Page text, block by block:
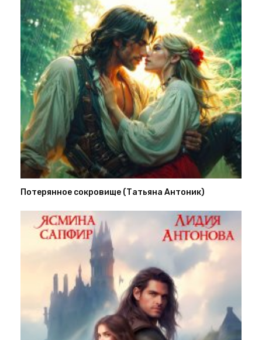
Потерянное сокровище (Татьяна Антоник)